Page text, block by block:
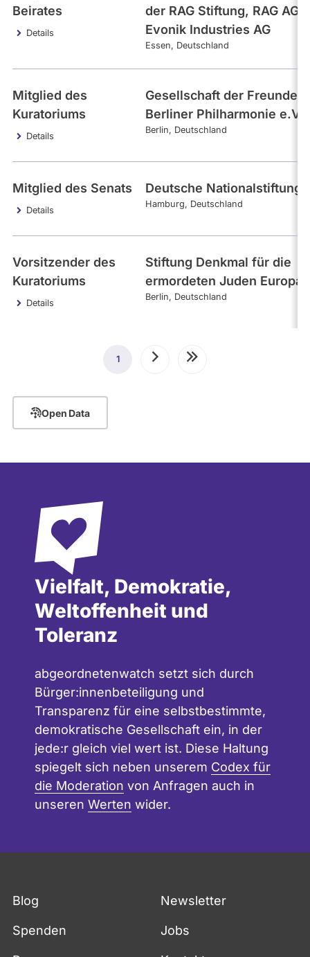
Beirates
Details
der RAG Stiftung, RAG AG
Evonik Industries AG
Essen Deutschland
Mitglied des
Kuratoriums
Details
Gesellschaft der Freunde
Berliner Philharmonie e.V.
Berlin Deutschland
Mitglied des Senats
Details
Deutsche Nationalstiftung
Hamburg Deutschland
Vorsitzender des
Kuratoriums
Details
Stiftung Denkmal für die
ermordeten Juden Europas
Berlin Deutschland
Seitennummerierung
Aktuelle
1 NächsteLetzte
Open Data
Vielfalt, Demokratie,
Weltoffenheit und
Toleranz
abgeordnetenwatch setzt sich durch
Bürger:innenbeteiligung und
Transparenz für eine selbstbestimmte,
demokratische Gesellschaft ein, in der
jede:r gleich viel wert ist. Diese Haltung
spiegelt sich neben unserem Codex für
die Moderation von Anfragen auch in
unseren Werten wider.
Blog Newsletter
Spenden Jobs